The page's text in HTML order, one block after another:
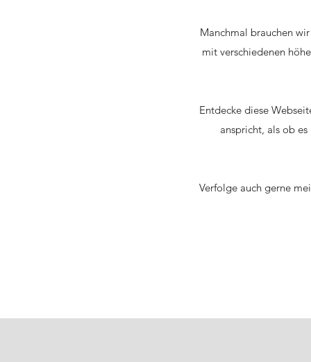
Manchmal brauchen
mit verschiedenen
Entdecke diese
anspricht, als ob
Verfolge auch gerne